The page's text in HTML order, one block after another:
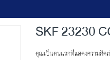
SKF 23230
คุณเป็นคนแรกที่แสดงความคิด